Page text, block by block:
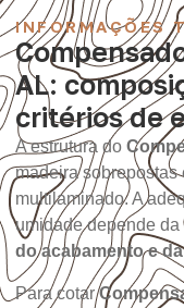
INFORMAÇÕES
AL:
critérios de
A estrutura do
madeira sobrepostas
multilaminado. A
umidade depende da
do acabamento e
Para cotar